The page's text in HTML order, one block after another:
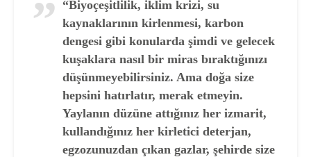
“Biyoçeşitlilik, iklim krizi, su
kaynaklarının kirlenmesi, karbon
dengesi gibi konularda şimdi ve gelecek
kuşaklara nasıl bir miras bıraktığınızı
düşünmeyebilirsiniz. Ama doğa size
hepsini hatırlatır, merak etmeyin.
Yaylanın düzüne attığınız her izmarit,
kullandığınız her kirletici deterjan,
egzozunuzdan çıkan gazlar, şehirde size